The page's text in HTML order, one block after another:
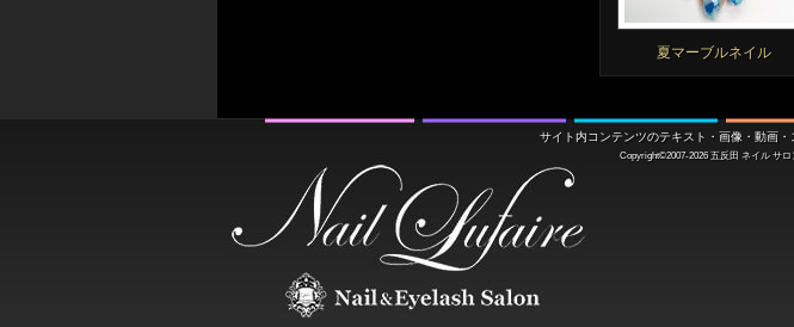
夏マーブルネイル
サイト内コンテンツのテキスト・画像・動画
Copyright©2007-2026 五反田 ネイル サロ